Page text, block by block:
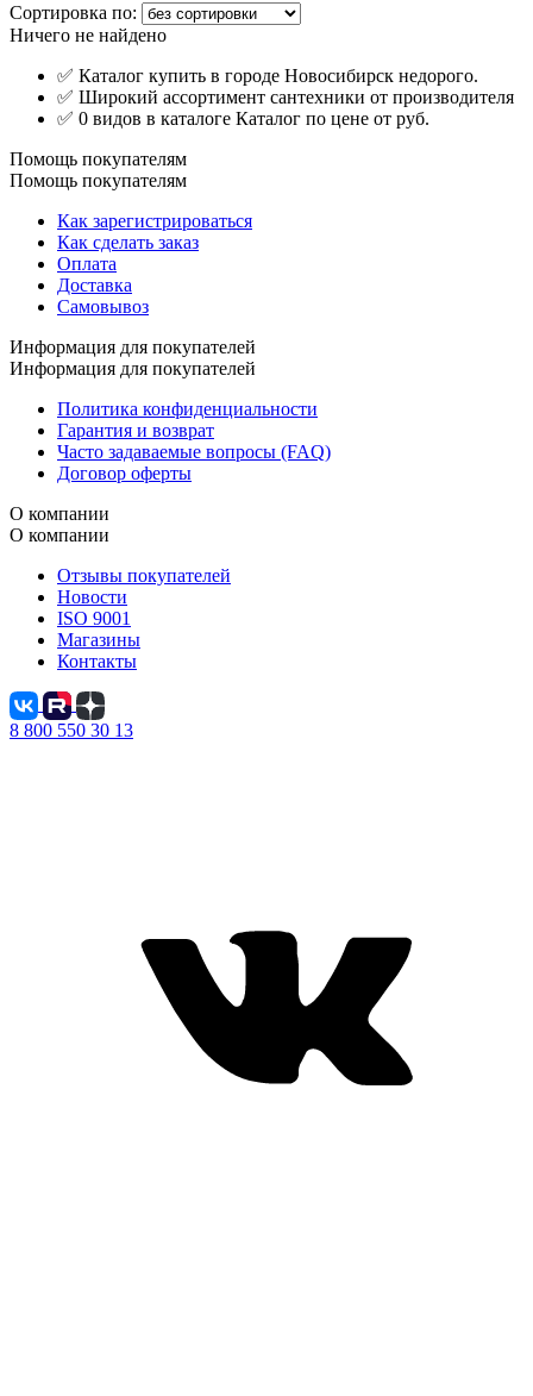
Сортировка по:
Ничего не найдено
✅ Каталог купить в городе Новосибирск недорого.
✅ Широкий ассортимент сантехники от производителя
✅ 0 видов в каталоге Каталог по цене от руб.
Помощь покупателям
Помощь покупателям
Как зарегистрироваться
Как сделать заказ
Оплата
Доставка
Самовывоз
Информация для покупателей
Информация для покупателей
Политика конфиденциальности
Гарантия и возврат
Часто задаваемые вопросы (FAQ)
Договор оферты
О компании
О компании
Отзывы покупателей
Новости
ISO 9001
Магазины
Контакты
8 800 550 30 13